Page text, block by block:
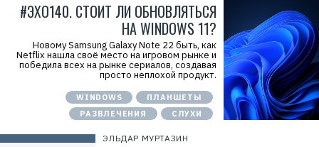
#ЭХО140. СТОИТ ЛИ ОБНОВЛЯТЬСЯ
НА WINDOWS 11?
Новому Samsung Galaxy Note 22 быть, как
Netflix нашла своё место на игровом рынке и
победила всех на рынке сериалов, создавая
просто неплохой продукт.
WINDOWS
ПЛАНШЕТЫ
РАЗВЛЕЧЕНИЯ
СЛУХИ
ЭЛЬДАР МУРТАЗИН